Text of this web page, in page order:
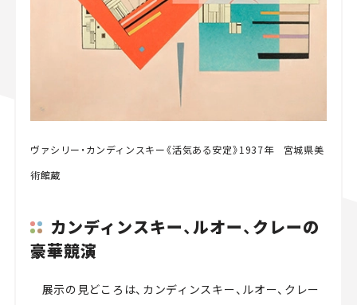
ヴァシリー・カンディンスキー《活気ある安定》1937年 宮城県美
術館蔵
カンディンスキー、ルオー、クレーの
豪華競演
展示の見どころは、カンディンスキー、ルオー、クレー